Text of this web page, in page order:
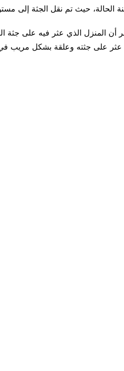
الحالة، حيث تم نقل الجثة إلى
عثر على جثته وعلقة بشكل مريب